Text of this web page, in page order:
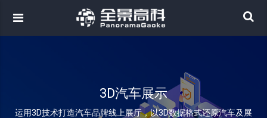
3D汽车展示
运用3D技术打造汽车品牌线上展厅，以3D数据格式还原汽车及展